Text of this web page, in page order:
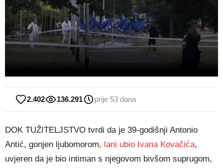
2.402 136.291 prije 53 dana
DOK TUŽITELJSTVO tvrdi da je 39-godišnji Antonio
Antić, gonjen ljubomorom, lani ubio Ivana Kovačića,
uvjeren da je bio intiman s njegovom bivšom suprugom,